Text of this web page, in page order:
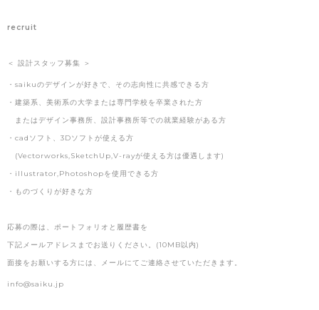
recruit
＜ 設計スタッフ募集 ＞
・saikuのデザインが好きで、その志向性に共感できる方
・建築系、美術系の大学または専門学校を卒業された方
またはデザイン事務所、設計事務所等での就業経験がある方
・cadソフト、3Dソフトが使える方
(Vectorworks,SketchUp,V-rayが使える方は優遇します)
・illustrator,Photoshopを使用できる方
・ものづくりが好きな方
応募の際は、ポートフォリオと履歴書を
下記メールアドレスまでお送りください。(10MB以内)
面接をお願いする方には、メールにてご連絡させていただきます。
info@saiku.jp